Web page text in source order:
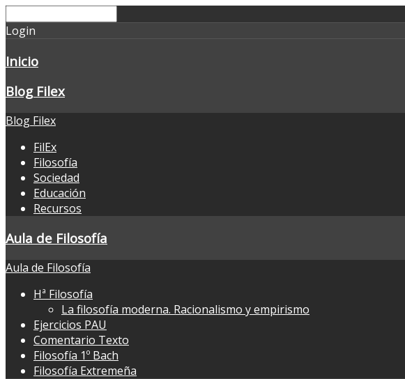
Login
Inicio
Blog Filex
Blog Filex
FilEx
Filosofía
Sociedad
Educación
Recursos
Aula de Filosofía
Aula de Filosofía
Hª Filosofía
La filosofía moderna. Racionalismo y empirismo
Ejercicios PAU
Comentario Texto
Filosofía 1º Bach
Filosofía Extremeña